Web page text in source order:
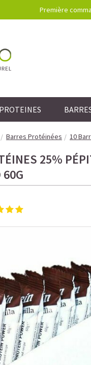
Première
Barres Protéinées 10
25%
60G